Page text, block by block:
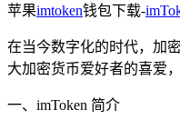
苹果imtoken钱包下载-
在当今数字化的时代，加
大加密货币爱好者的喜爱
一、imToken 简介